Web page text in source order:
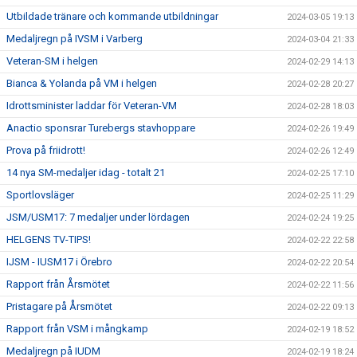
Utbildade tränare och kommande utbildningar 2024-03-05 19:13
Medaljregn på IVSM i Varberg 2024-03-04 21:33
Veteran-SM i helgen 2024-02-29 14:13
Bianca & Yolanda på VM i helgen 2024-02-28 20:27
Idrottsminister laddar för Veteran-VM 2024-02-28 18:03
Anactio sponsrar Turebergs stavhoppare 2024-02-26 19:49
Prova på friidrott! 2024-02-26 12:49
14 nya SM-medaljer idag - totalt 21 2024-02-25 17:10
Sportlovsläger 2024-02-25 11:29
JSM/USM17: 7 medaljer under lördagen 2024-02-24 19:25
HELGENS TV-TIPS! 2024-02-22 22:58
IJSM - IUSM17 i Örebro 2024-02-22 20:54
Rapport från Årsmötet 2024-02-22 11:56
Pristagare på Årsmötet 2024-02-22 09:13
Rapport från VSM i mångkamp 2024-02-19 18:52
Medaljregn på IUDM 2024-02-19 18:24